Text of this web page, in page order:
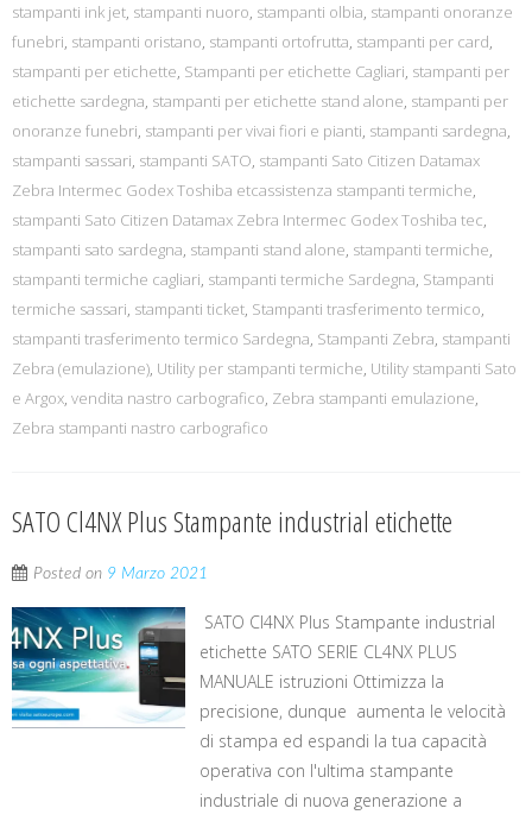
stampanti ink jet, stampanti nuoro, stampanti olbia, stampanti onoranze
funebri, stampanti oristano, stampanti ortofrutta, stampanti per card,
stampanti per etichette, Stampanti per etichette Cagliari, stampanti per
etichette sardegna, stampanti per etichette stand alone, stampanti per
onoranze funebri, stampanti per vivai fiori e pianti, stampanti sardegna,
stampanti sassari, stampanti SATO, stampanti Sato Citizen Datamax
Zebra Intermec Godex Toshiba etcassistenza stampanti termiche,
stampanti Sato Citizen Datamax Zebra Intermec Godex Toshiba tec,
stampanti sato sardegna, stampanti stand alone, stampanti termiche,
stampanti termiche cagliari, stampanti termiche Sardegna, Stampanti
termiche sassari, stampanti ticket, Stampanti trasferimento termico,
stampanti trasferimento termico Sardegna, Stampanti Zebra, stampanti
Zebra (emulazione), Utility per stampanti termiche, Utility stampanti Sato
e Argox, vendita nastro carbografico, Zebra stampanti emulazione,
Zebra stampanti nastro carbografico
SATO Cl4NX Plus Stampante industrial etichette
Posted on 9 Marzo 2021
SATO Cl4NX Plus Stampante industrial
etichette SATO SERIE CL4NX PLUS
MANUALE istruzioni Ottimizza la
precisione, dunque aumenta le velocità
di stampa ed espandi la tua capacità
operativa con l'ultima stampante
industriale di nuova generazione a